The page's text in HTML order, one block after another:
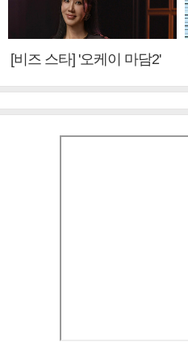
[비즈 스타] '오케이 마담2'